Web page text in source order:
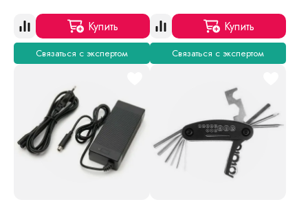
Купить
Связаться с экспертом
Купить
Связаться с экспертом